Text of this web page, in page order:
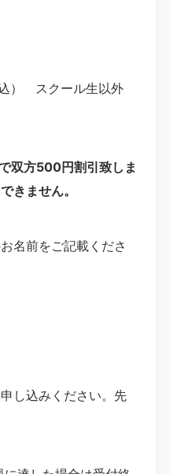
） スクール生以外
双方500円割引致しま
きません。
名前をご記載くださ
し込みください。先